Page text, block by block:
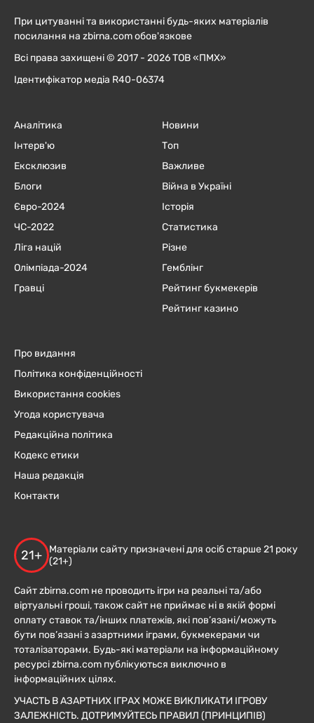
При цитуванні та використанні будь-яких матеріалів
посилання на zbirna.com обов'язкове
Всі права захищені © 2017 - 2026 ТОВ «ПМХ»
Ідентифікатор медіа R40-06374
Аналітика
Інтерв'ю
Ексклюзив
Блоги
Євро-2024
ЧC-2022
Ліга націй
Олімпіада-2024
Гравці
Новини
Топ
Важливе
Війна в Україні
Історія
Статистика
Різне
Гемблінг
Рейтинг букмекерів
Рейтинг казино
Про видання
Політика конфіденційності
Використання cookies
Угода користувача
Редакційна політика
Кодекс етики
Наша редакція
Контакти
21+
Матеріали сайту призначені для осіб старше 21 року
(21+)
Сайт zbirna.com не проводить ігри на реальні та/або
віртуальні гроші, також сайт не приймає ні в якій формі
оплату ставок та/інших платежів, які пов’язані/можуть
бути пов’язані з азартними іграми, букмекерами чи
тоталізаторами. Будь-які матеріали на інформаційному
ресурсі zbirna.com публікуються виключно в
інформаційних цілях.
УЧАСТЬ В АЗАРТНИХ ІГРАХ МОЖЕ ВИКЛИКАТИ ІГРОВУ
ЗАЛЕЖНІСТЬ. ДОТРИМУЙТЕСЬ ПРАВИЛ (ПРИНЦИПІВ)